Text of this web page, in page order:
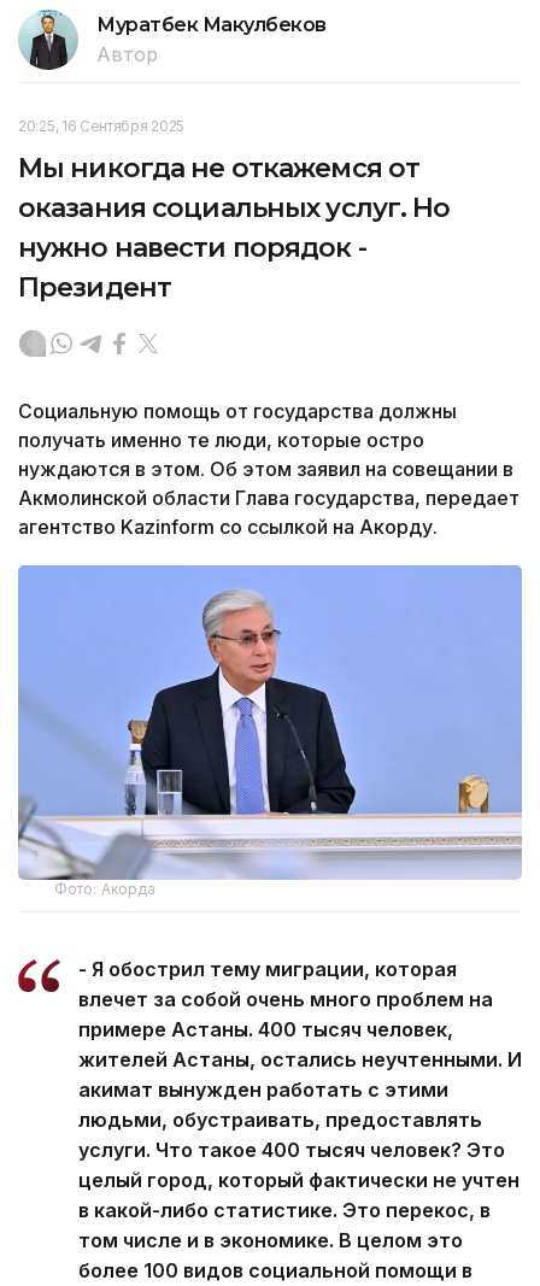
Муратбек Макулбеков
Автор
20:25, 16 Сентября 2025
Мы никогда не откажемся от
оказания социальных услуг. Но
нужно навести порядок -
Президент
Социальную помощь от государства должны
получать именно те люди, которые остро
нуждаются в этом. Об этом заявил на совещании в
Акмолинской области Глава государства, передает
агентство Kazinform со ссылкой на Акорду.
Фото: Акорда
- Я обострил тему миграции, которая
влечет за собой очень много проблем на
примере Астаны. 400 тысяч человек,
жителей Астаны, остались неучтенными. И
акимат вынужден работать с этими
людьми, обустраивать, предоставлять
услуги. Что такое 400 тысяч человек? Это
целый город, который фактически не учтен
в какой-либо статистике. Это перекос, в
том числе и в экономике. В целом это
более 100 видов социальной помощи в